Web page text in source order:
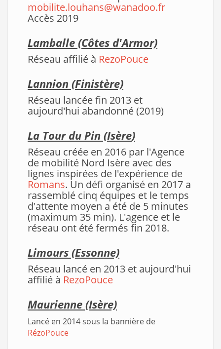
mobilite.louhans@wanadoo.fr
Accès 2019
Lamballe (Côtes d'Armor)
Réseau affilié à RezoPouce
Lannion (Finistère)
Réseau lancée fin 2013 et
aujourd'hui abandonné (2019)
La Tour du Pin (Isère)
Réseau créée en 2016 par l'Agence
de mobilité Nord Isère avec des
lignes inspirées de l'expérience de
Romans. Un défi organisé en 2017 a
rassemblé cinq équipes et le temps
d'attente moyen a été de 5 minutes
(maximum 35 min). L'agence et le
réseau ont été fermés fin 2018.
Limours (Essonne)
Réseau lancé en 2013 et aujourd'hui
affilié à RezoPouce
Maurienne (Isère)
Lancé en 2014 sous la bannière de
RézoPouce